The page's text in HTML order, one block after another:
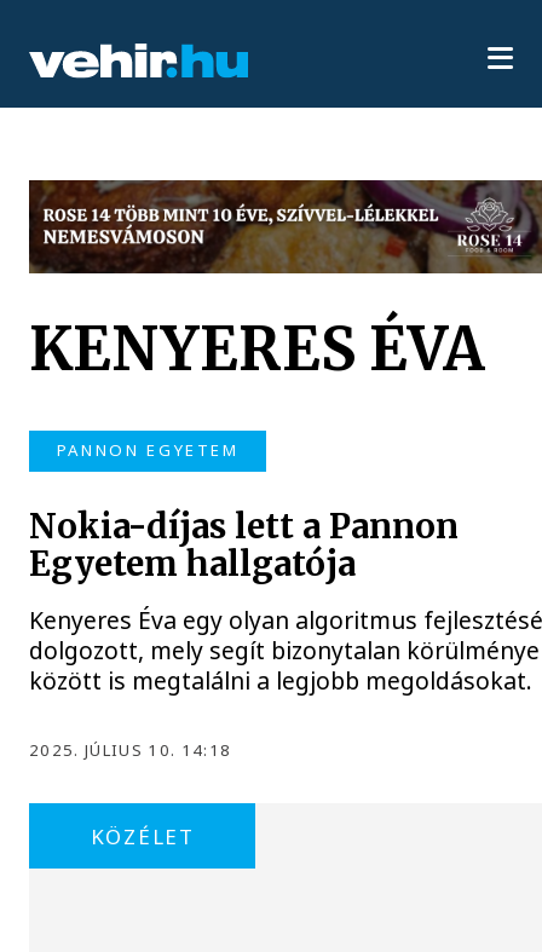
KENYERES ÉVA
PANNON EGYETEM
Nokia-díjas lett a Pannon
Egyetem hallgatója
Kenyeres Éva egy olyan algoritmus
dolgozott, mely segít bizonytalan
között is megtalálni a legjobb megoldásokat.
2025. JÚLIUS 10. 14:18
KÖZÉLET